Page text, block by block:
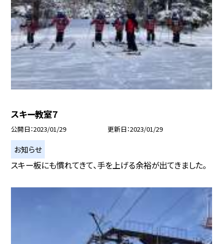
スキー教室７
公開日 2023/01/29 更新日 2023/01/29
お知らせ
スキー板にも慣れてきて、手を上げる余裕が出てきました。